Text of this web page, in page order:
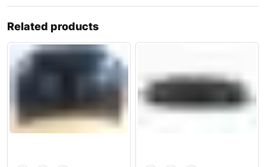
Related products